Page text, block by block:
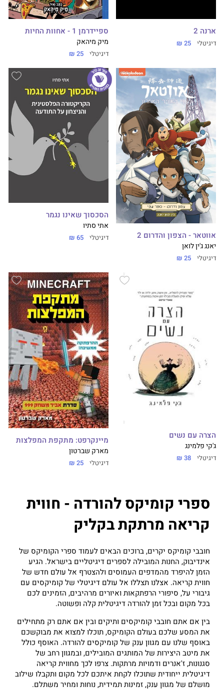
ארנה 2
דיגיטלי 25 ₪
ספיידרמן 1 - אחוות החיות
מיק מיהאק
דיגיטלי 25 ₪
אווטאר - הצפון והדרום 2
יאנג ג'ין לואן
דיגיטלי 25 ₪
הסכסוך שאינו נגמר
אתי סתיו
דיגיטלי 65 ₪
הצרה עם נשים
ג'קי פלמינג
דיגיטלי 38 ₪
מיינקרפט: מתקפת המפלצות
מארק שברטון
דיגיטלי 25 ₪
ספרי קומיקס להורדה - חווית
קריאה מרתקת בקליק
חובבי קומיקס יקרים, ברוכים הבאים לעמוד ספרי הקומיקס של
אינדיבוק, החנות המובילה לספרים דיגיטליים בישראל. הגיע
הזמן להיפרד מהמדפים העמוסים ולהצטרף אל עולם חדש של
חווית קריאה. אצלנו תצללו אל עולם דיגיטלי של קומיקסים עם
גיבורי על, סיפורי הרפתקאות ואיורים מרהיבים, הזמינים לכם
בכל מקום ובכל זמן להורדה דיגיטלית קלה ופשוטה.
בין אם אתם חובבי קומיקסים ותיקים ובין אם אתם רק מתחילים
את המסע שלכם בעולם הקומיקס, תוכלו למצוא את מבוקשכם
באוסף שלנו עם מגוון ענק של קומיקסים להורדה. האוסף כולל
את מיטב היצירות של המותגים המובילים, ובמגוון רחב של
סגנונות, ז'אנרים ודמויות מרתקות. צרפו לכך מחווית קריאה
דיגיטלית ייחודית שתוכלו לקחת איתכם לכל מקום ותקבלו שילוב
מושלם של מגוון ענק, זמינות תמידית, נוחות ומחיר משתלם.